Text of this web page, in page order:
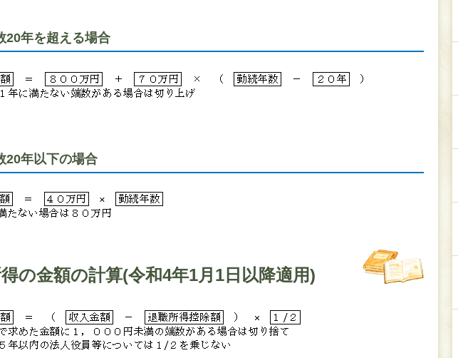
20年を超える場合
20年以下の場合
の金額の計算(令和4年1月1日以降適用)